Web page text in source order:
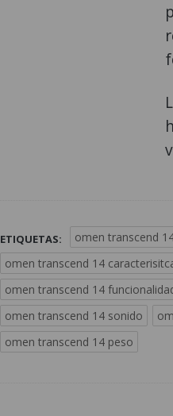
ETIQUETAS:
omen transcend
omen transcend 14
omen transcend 14
omen transcend 14 sonido
omen transcend 14 peso